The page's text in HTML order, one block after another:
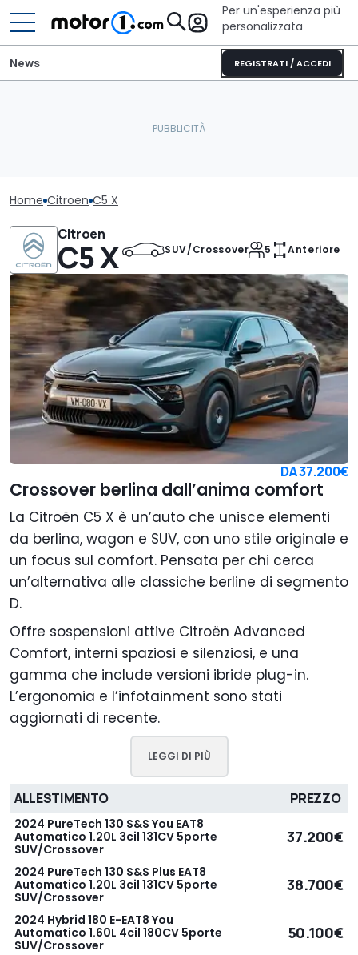
Per un'esperienza più
personalizzata
REGISTRATI / ACCEDI
News
Home Citroen C5 X
Citroen
C5 X SUV/Crossover 5 Anteriore
DA37.200€
Crossover berlina dall’anima comfort
La Citroën C5 X è un’auto che unisce elementi
da berlina, wagon e SUV, con uno stile originale e
un focus sul comfort. Pensata per chi cerca
un’alternativa alle classiche berline di segmento
D.
Offre sospensioni attive Citroën Advanced
Comfort, interni spaziosi e silenziosi, e una
gamma che include versioni ibride plug-in.
L’ergonomia e l’infotainment sono stati
aggiornati di recente.
LEGGI DI PIÙ
ALLESTIMENTO PREZZO
2024 PureTech 130 S&S You EAT8
Automatico 1.20L 3cil 131CV 5porte
SUV/Crossover
37.200€
2024 PureTech 130 S&S Plus EAT8
Automatico 1.20L 3cil 131CV 5porte
SUV/Crossover
38.700€
2024 Hybrid 180 E-EAT8 You
Automatico 1.60L 4cil 180CV 5porte
SUV/Crossover
50.100€